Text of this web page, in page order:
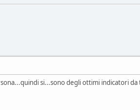
si...sono degli ottimi indicatori